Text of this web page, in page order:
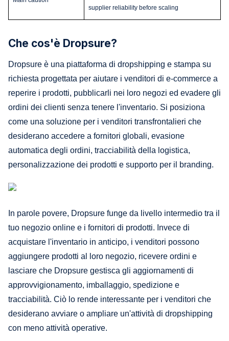
supplier reliability before scaling
Che cos'è Dropsure?
Dropsure è una piattaforma di dropshipping e stampa su
richiesta progettata per aiutare i venditori di e-commerce a
reperire i prodotti, pubblicarli nei loro negozi ed evadere gli
ordini dei clienti senza tenere l'inventario. Si posiziona
come una soluzione per i venditori transfrontalieri che
desiderano accedere a fornitori globali, evasione
automatica degli ordini, tracciabilità della logistica,
personalizzazione dei prodotti e supporto per il branding.
In parole povere, Dropsure funge da livello intermedio tra il
tuo negozio online e i fornitori di prodotti. Invece di
acquistare l'inventario in anticipo, i venditori possono
aggiungere prodotti al loro negozio, ricevere ordini e
lasciare che Dropsure gestisca gli aggiornamenti di
approvvigionamento, imballaggio, spedizione e
tracciabilità. Ciò lo rende interessante per i venditori che
desiderano avviare o ampliare un'attività di dropshipping
con meno attività operative.